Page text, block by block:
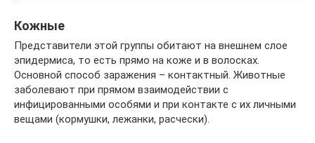
Кожные
Представители этой группы обитают на внешнем слое
эпидермиса, то есть прямо на коже и в волосках.
Основной способ заражения – контактный. Животные
заболевают при прямом взаимодействии с
инфицированными особями и при контакте с их личными
вещами (кормушки, лежанки, расчески).